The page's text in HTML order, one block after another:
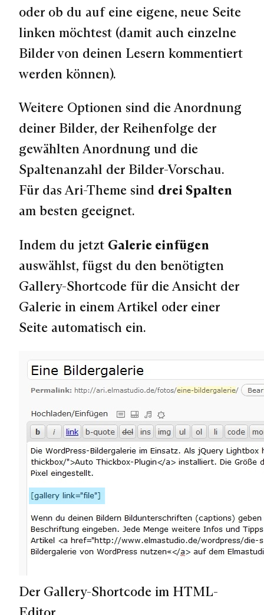
oder ob du auf eine eigene, neue Seite
linken möchtest (damit auch einzelne
Bilder von deinen Lesern kommentiert
werden können).
Weitere Optionen sind die Anordnung
deiner Bilder, der Reihenfolge der
gewählten Anordnung und die
Spaltenanzahl der Bilder-Vorschau.
Für das Ari-Theme sind drei Spalten
am besten geeignet.
Indem du jetzt Galerie einfügen
auswählst, fügst du den benötigten
Gallery-Shortcode für die Ansicht der
Galerie in einem Artikel oder einer
Seite automatisch ein.
Der Gallery-Shortcode im HTML-